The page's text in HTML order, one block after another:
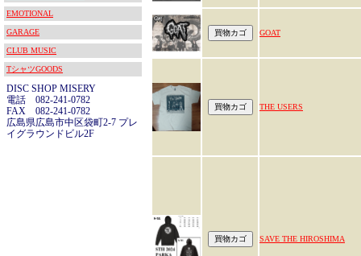
EMOTIONAL
GARAGE
CLUB MUSIC
TシャツGOODS
DISC SHOP MISERY
電話 082-241-0782
FAX 082-241-0782
広島県広島市中区袋町2-7 プレ
イグラウンドビル2F
GOAT
THE USERS
SAVE THE HIROSHIMA